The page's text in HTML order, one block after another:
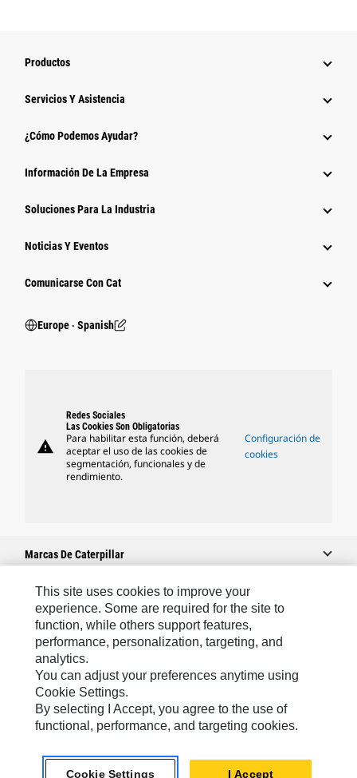
Productos
Servicios Y Asistencia
¿Cómo Podemos Ayudar?
Información De La Empresa
Soluciones Para La Industria
Noticias Y Eventos
Comunicarse Con Cat
Europe ‧ Spanish
warning
Redes Sociales
Las Cookies Son Obligatorias
Para habilitar esta función, deberá
aceptar el uso de las cookies de
segmentación, funcionales y de
rendimiento.
Configuración de
cookies
Marcas De Caterpillar
Caterpillar.com
Contacto Caterpillar
Mis Preferencias De Marketing
Mapa Del Sitio
Cookie Settings
Privacidad
This site uses cookies to improve your
experience. Some are required for the site to
function, while others support features,
performance, personalization, targeting, and
analytics.
You can adjust your preferences anytime using
Cookie Settings.
By selecting I Accept, you agree to the use of
functional, performance, and targeting cookies.
Cookie Settings I Accept